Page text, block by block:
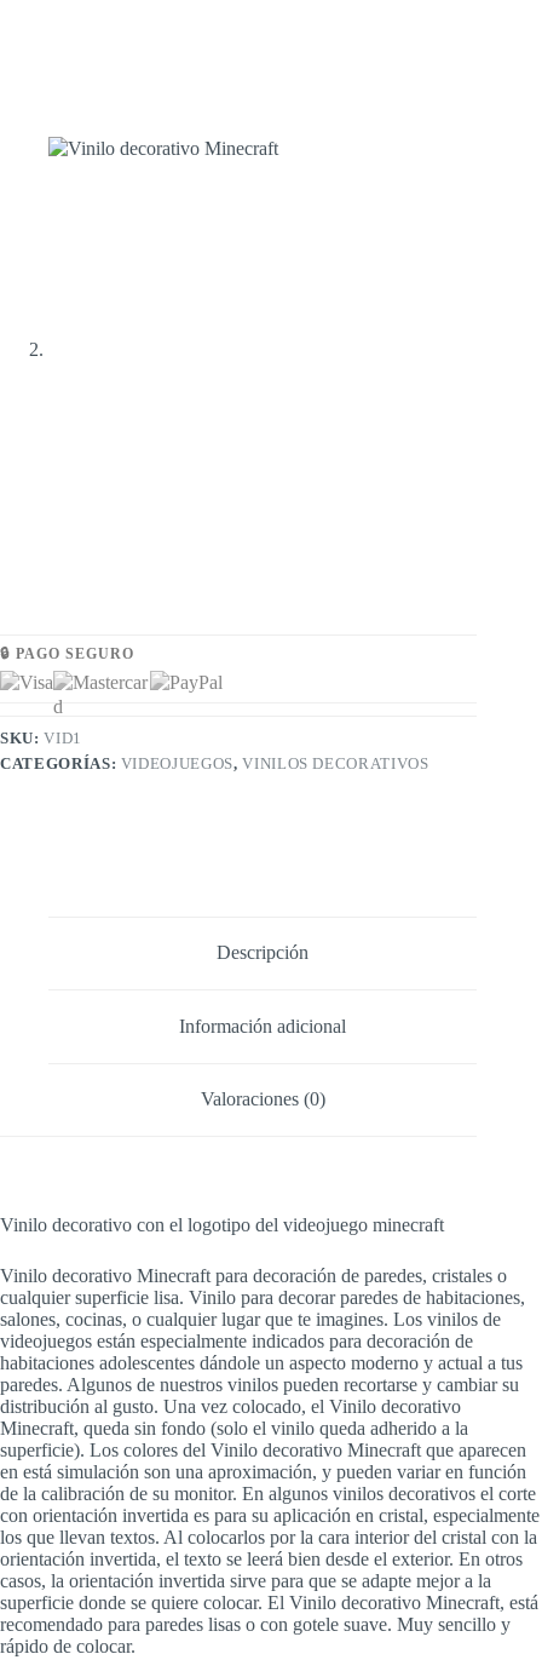
🔒 PAGO SEGURO
SKU:VID1
CATEGORÍAS: VIDEOJUEGOS,VINILOS DECORATIVOS
Descripción
Información adicional
Valoraciones (0)
Vinilo decorativo con el logotipo del videojuego minecraft
Vinilo decorativo Minecraft para decoración de paredes, cristales o
cualquier superficie lisa. Vinilo para decorar paredes de habitaciones,
salones, cocinas, o cualquier lugar que te imagines. Los vinilos de
videojuegos están especialmente indicados para decoración de
habitaciones adolescentes dándole un aspecto moderno y actual a tus
paredes. Algunos de nuestros vinilos pueden recortarse y cambiar su
distribución al gusto. Una vez colocado, el Vinilo decorativo
Minecraft, queda sin fondo (solo el vinilo queda adherido a la
superficie). Los colores del Vinilo decorativo Minecraft que aparecen
en está simulación son una aproximación, y pueden variar en función
de la calibración de su monitor. En algunos vinilos decorativos el corte
con orientación invertida es para su aplicación en cristal, especialmente
los que llevan textos. Al colocarlos por la cara interior del cristal con la
orientación invertida, el texto se leerá bien desde el exterior. En otros
casos, la orientación invertida sirve para que se adapte mejor a la
superficie donde se quiere colocar. El Vinilo decorativo Minecraft, está
recomendado para paredes lisas o con gotele suave. Muy sencillo y
rápido de colocar.